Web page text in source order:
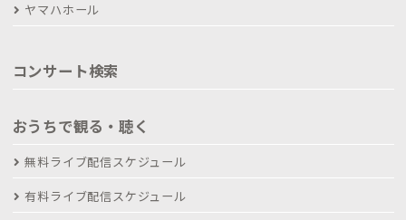
ヤマハホール
コンサート検索
おうちで観る・聴く
無料ライブ配信スケジュール
有料ライブ配信スケジュール